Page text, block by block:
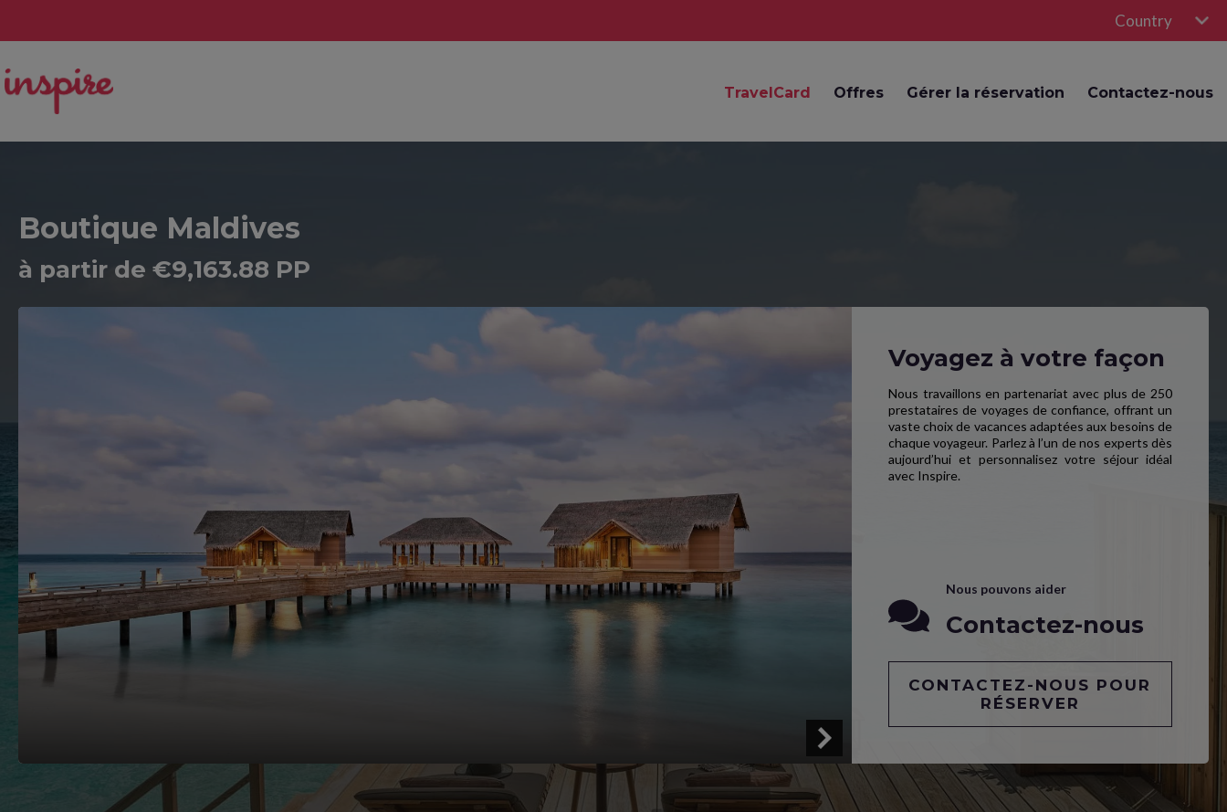
Country
TravelCard Offres Gérer la réservation Contactez-nous
Boutique Maldives
à partir de €9,163.88 PP
Voyagez à votre façon
Nous travaillons en partenariat avec plus de 250
prestataires de voyages de confiance, offrant un
vaste choix de vacances adaptées aux besoins de
chaque voyageur. Parlez à l’un de nos experts dès
aujourd’hui et personnalisez votre séjour idéal
avec Inspire.
Nous pouvons aider
Contactez-nous
CONTACTEZ-NOUS POUR
RÉSERVER